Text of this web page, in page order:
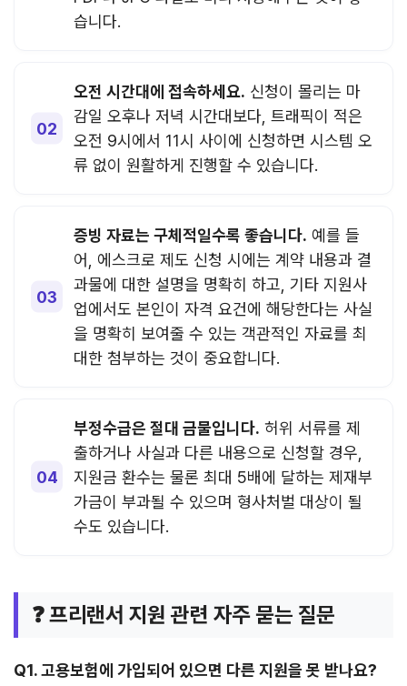
습니다.
오전 시간대에 접속하세요. 신청이 몰리는 마
감일 오후나 저녁 시간대보다, 트래픽이 적은
오전 9시에서 11시 사이에 신청하면 시스템 오
류 없이 원활하게 진행할 수 있습니다.
증빙 자료는 구체적일수록 좋습니다. 예를 들
어, 에스크로 제도 신청 시에는 계약 내용과 결
과물에 대한 설명을 명확히 하고, 기타 지원사
업에서도 본인이 자격 요건에 해당한다는 사실
을 명확히 보여줄 수 있는 객관적인 자료를 최
대한 첨부하는 것이 중요합니다.
부정수급은 절대 금물입니다. 허위 서류를 제
출하거나 사실과 다른 내용으로 신청할 경우,
지원금 환수는 물론 최대 5배에 달하는 제재부
가금이 부과될 수 있으며 형사처벌 대상이 될
수도 있습니다.
❓ 프리랜서 지원 관련 자주 묻는 질문
Q1. 고용보험에 가입되어 있으면 다른 지원을 못 받나요?